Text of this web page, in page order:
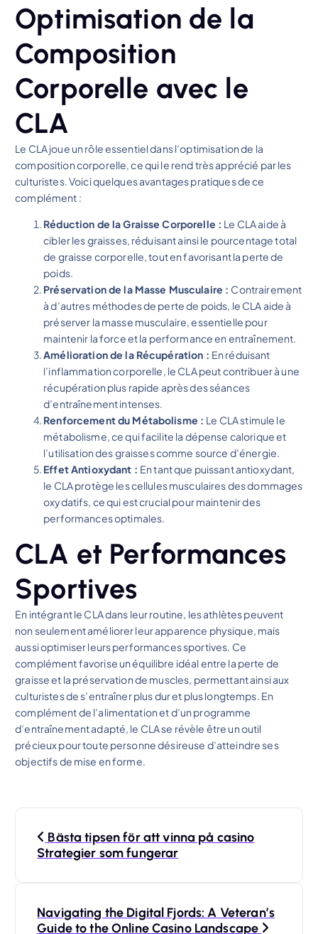
Optimisation de la
Composition
Corporelle avec le
CLA
Le CLA joue un rôle essentiel dans l’optimisation de la
composition corporelle, ce qui le rend très apprécié par les
culturistes. Voici quelques avantages pratiques de ce
complément :
Réduction de la Graisse Corporelle : Le CLA aide à
cibler les graisses, réduisant ainsi le pourcentage total
de graisse corporelle, tout en favorisant la perte de
poids.
Préservation de la Masse Musculaire : Contrairement
à d’autres méthodes de perte de poids, le CLA aide à
préserver la masse musculaire, essentielle pour
maintenir la force et la performance en entraînement.
Amélioration de la Récupération : En réduisant
l’inflammation corporelle, le CLA peut contribuer à une
récupération plus rapide après des séances
d’entraînement intenses.
Renforcement du Métabolisme : Le CLA stimule le
métabolisme, ce qui facilite la dépense calorique et
l’utilisation des graisses comme source d’énergie.
Effet Antioxydant : En tant que puissant antioxydant,
le CLA protège les cellules musculaires des dommages
oxydatifs, ce qui est crucial pour maintenir des
performances optimales.
CLA et Performances
Sportives
En intégrant le CLA dans leur routine, les athlètes peuvent
non seulement améliorer leur apparence physique, mais
aussi optimiser leurs performances sportives. Ce
complément favorise un équilibre idéal entre la perte de
graisse et la préservation de muscles, permettant ainsi aux
culturistes de s’entraîner plus dur et plus longtemps. En
complément de l’alimentation et d’un programme
d’entraînement adapté, le CLA se révèle être un outil
précieux pour toute personne désireuse d’atteindre ses
objectifs de mise en forme.
Bästa tipsen för att vinna på casino
Strategier som fungerar
Navigating the Digital Fjords: A Veteran’s
Guide to the Online Casino Landscape